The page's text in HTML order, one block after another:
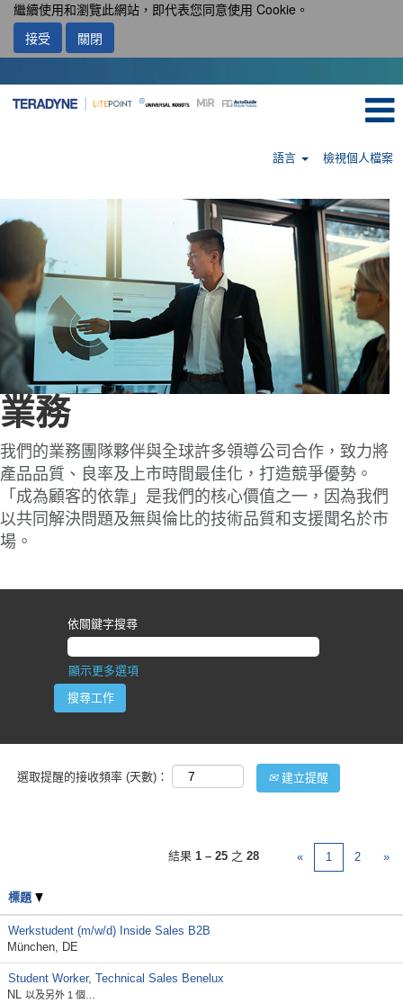
繼續使用和瀏覽此網站，即代表您同意使用 Cookie。
接受
關閉
語言 檢視個人檔案
業務
我們的業務團隊夥伴與全球許多領導公司合作，致力將
產品品質、良率及上市時間最佳化，打造競爭優勢。
「成為顧客的依靠」是我們的核心價值之一，因為我們
以共同解決問題及無與倫比的技術品質和支援聞名於市
場。
依關鍵字搜尋
顯示更多選項
選取提醒的接收頻率 (天數)： 建立提醒
結果 1 – 25 之 28 « 1 2 »
標題
Werkstudent (m/w/d) Inside Sales B2B
München, DE
Student Worker, Technical Sales Benelux
NL
以及另外 1 個…